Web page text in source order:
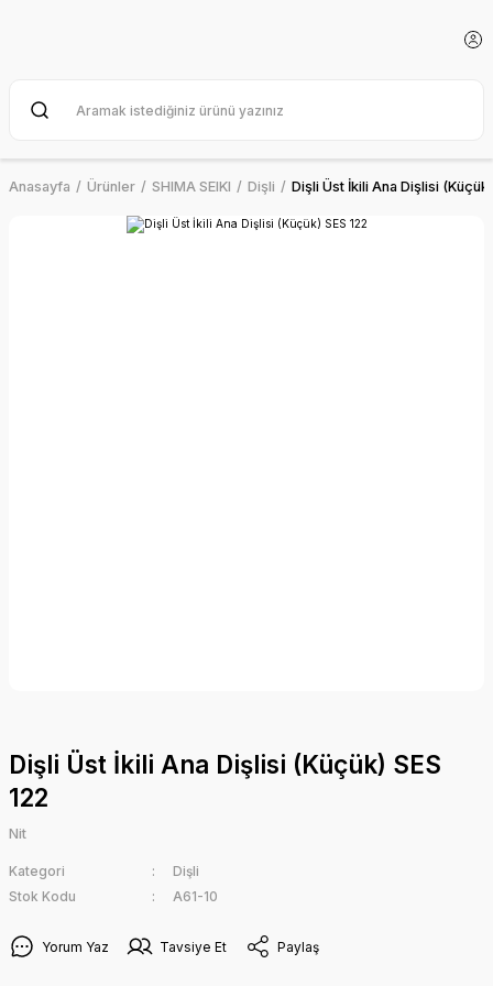
Anasayfa Ürünler SHIMA SEIKI Dişli Dişli Üst İkili Ana Dişlisi (Küçük)
Dişli Üst İkili Ana Dişlisi (Küçük) SES
122
Nit
Kategori
Dişli
Stok Kodu
A61-10
Yorum Yaz Tavsiye Et Paylaş